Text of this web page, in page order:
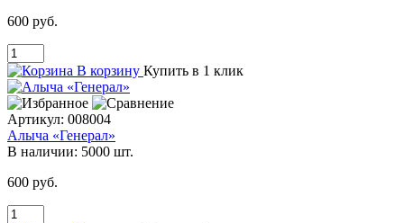
600 руб.
В корзину Купить в 1 клик
Артикул: 008004
Алыча «Генерал»
В наличии: 5000 шт.
600 руб.